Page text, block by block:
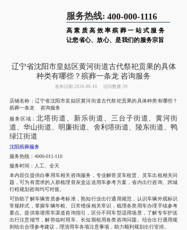
服务热线: 400-000-1116
高素质高效率殡葬一站式服务
让您省心、放心、是我们的服务宗旨
辽宁省沈阳市皇姑区黄河街道古代祭祀贡果的具体
种类有哪些？殡葬一条龙 咨询服务
发布日期:2026-06-16 访问数量:39
店铺名称：辽宁省沈阳市皇姑区黄河街道古代祭祀贡果的具体种类有哪些？
殡葬一条龙 咨询服务
服务区域：北塔街道、新乐街道、三台子街道、黄河街
道、华山街道、明廉街道、舍利塔街道、陵东街道、鸭
绿江街道
沈阳殡葬服务
服务热线：4000-011-110
服务时间：人工、全天
本内容仅提供白事用车相关咨询服务，专业解答灵车租赁、灵车出租相关问
题，可为有需求的人群梳理骨灰盒运送用车参考方案，省内出行咨询、跨城
行程规划咨询均可对接。
可协助了解车辆资质参考标准，熟知行业出行通用规范，认识车辆外观标识
常规样式，掌握车辆年检、日常维保相关常识，梳理各类用车办理手续参考
要点。提供靠谱用车渠道咨询指引，区分不同车型适用场景，了解专车护送
出行注意细节，解答临时用车、长短期租用各类咨询问题。结合出行通用规
则给出合理参考建议，理清用车各项注意事项，助力顺利规划出行安排。